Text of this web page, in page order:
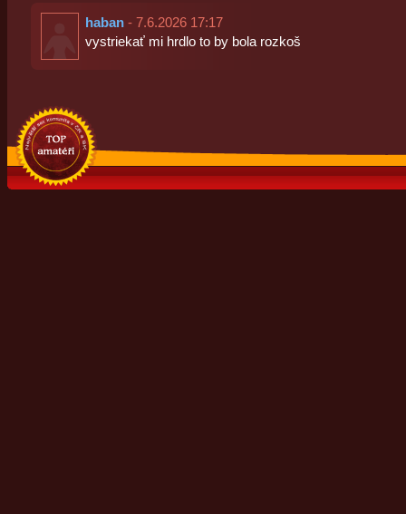
haban- 7.6.2026 17:17
vystriekať mi hrdlo to by bola rozkoš